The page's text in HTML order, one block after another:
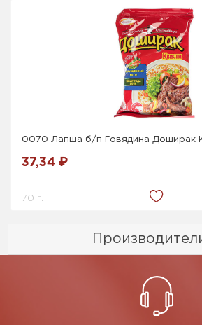
0070 Лапша б/п Говядина Доширак
37,34 ₽
70 г.